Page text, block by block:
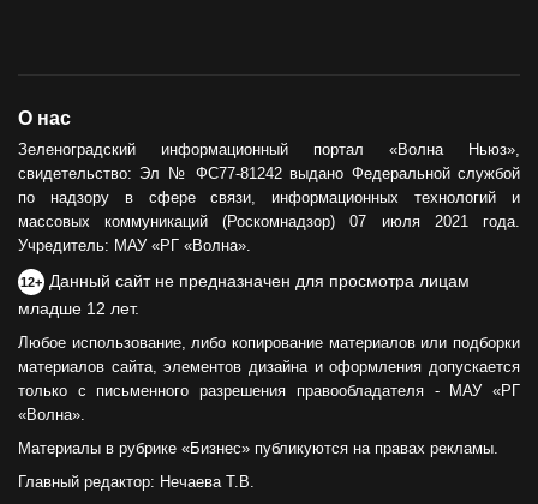
О нас
Зеленоградский информационный портал «Волна Ньюз»,
свидетельство: Эл № ФС77-81242 выдано Федеральной службой
по надзору в сфере связи, информационных технологий и
массовых коммуникаций (Роскомнадзор) 07 июля 2021 года.
Учредитель: МАУ «РГ «Волна».
12+ Данный сайт не предназначен для просмотра лицам
младше 12 лет.
Любое использование, либо копирование материалов или подборки
материалов сайта, элементов дизайна и оформления допускается
только с письменного разрешения правообладателя - МАУ «РГ
«Волна».
Материалы в рубрике «Бизнес» публикуются на правах рекламы.
Главный редактор: Нечаева Т.В.